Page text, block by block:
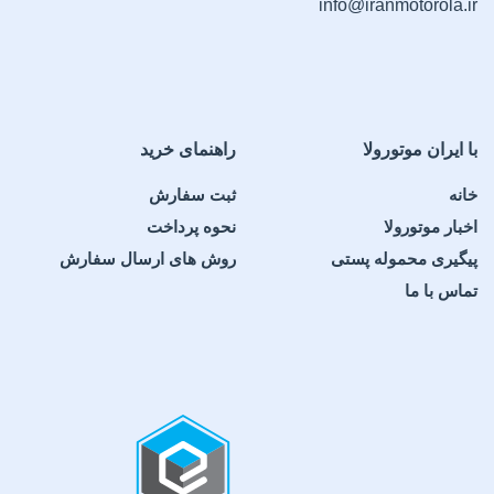
info@iranmotorola.ir
با ایران موتورولا
خانه
اخبار موتورولا
پیگیری محموله پستی
تماس با ما
راهنمای خرید
ثبت سفارش
نحوه پرداخت
روش های ارسال سفارش